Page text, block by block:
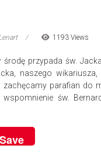
1193 Views
środę przypada św.
naszego wikariusza,
zachęcamy parafian do
św.
Save